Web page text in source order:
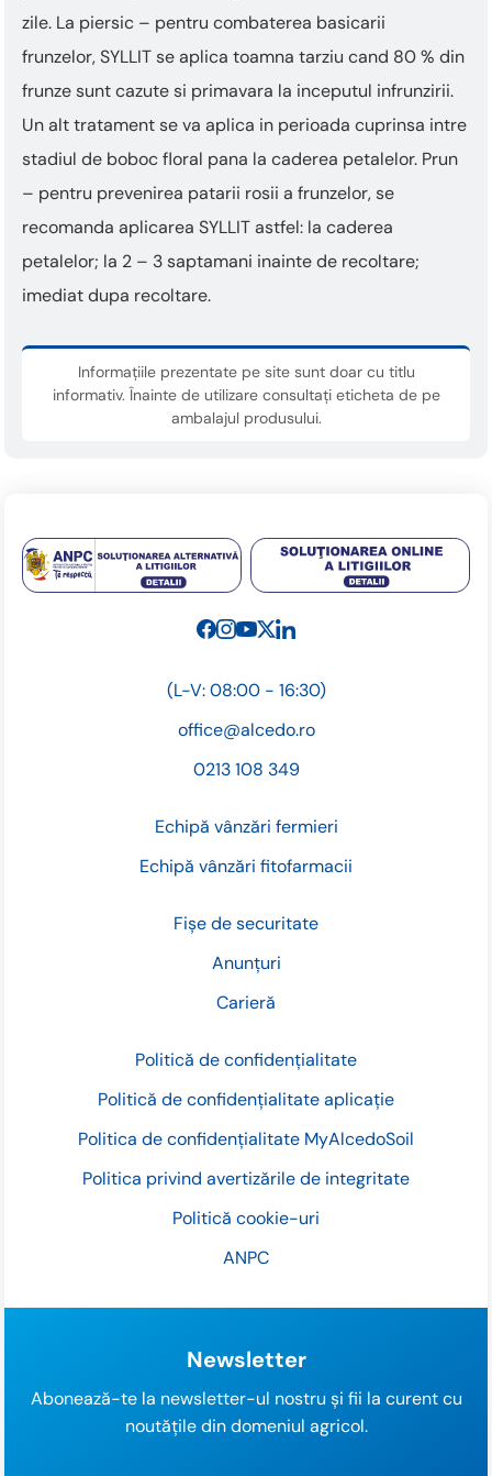
zile. La piersic – pentru combaterea basicarii
frunzelor, SYLLIT se aplica toamna tarziu cand 80 % din
frunze sunt cazute si primavara la inceputul infrunzirii.
Un alt tratament se va aplica in perioada cuprinsa intre
stadiul de boboc floral pana la caderea petalelor. Prun
– pentru prevenirea patarii rosii a frunzelor, se
recomanda aplicarea SYLLIT astfel: la caderea
petalelor; la 2 – 3 saptamani inainte de recoltare;
imediat dupa recoltare.
Informațiile prezentate pe site sunt doar cu titlu
informativ. Înainte de utilizare consultați eticheta de pe
ambalajul produsului.
Fișe de securitate
Anunțuri
Carieră
Politică de confidențialitate
Politică de confidențialitate aplicație
Politica de confidențialitate MyAlcedoSoil
Politica privind avertizările de integritate
Politică cookie-uri
ANPC
(L-V: 08:00 - 16:30)
office@alcedo.ro
0213 108 349
Echipă vânzări fermieri
Echipă vânzări fitofarmacii
Newsletter
Abonează-te la newsletter-ul nostru și fii la curent cu
noutățile din domeniul agricol.